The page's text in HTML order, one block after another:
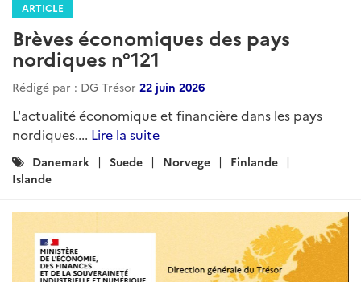
ARTICLE
Brèves économiques des pays
nordiques n°121
Rédigé par : DG Trésor 22 juin 2026
L'actualité économique et financière dans les pays
nordiques.... Lire la suite
Catégories
:
Danemark Suede Norvege
Finlande
Islande